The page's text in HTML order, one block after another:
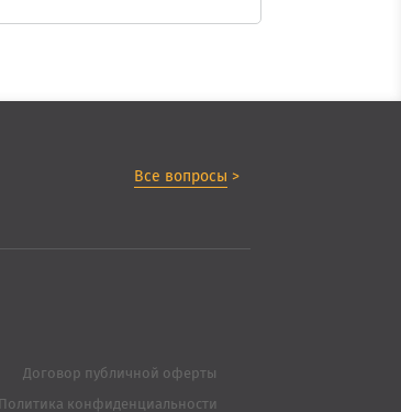
Все вопросы >
Договор публичной оферты
Политика конфиденциальности